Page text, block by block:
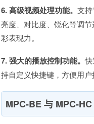
6. 高级视频处理功能。 支持
亮度、对比度、锐化等调
彩表现力。
7. 强大的播放控制功能。
持自定义快捷键，方便用户
MPC-BE 与 MPC-